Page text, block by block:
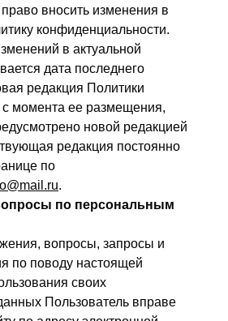
вносить изменения в
конфиденциальности.
в актуальной
дата последнего
редакция Политики
с момента ее размещения,
новой редакцией
редакция постоянно
по
.
по персональным
вопросы, запросы и
по поводу настоящей
своих
Пользователь вправе